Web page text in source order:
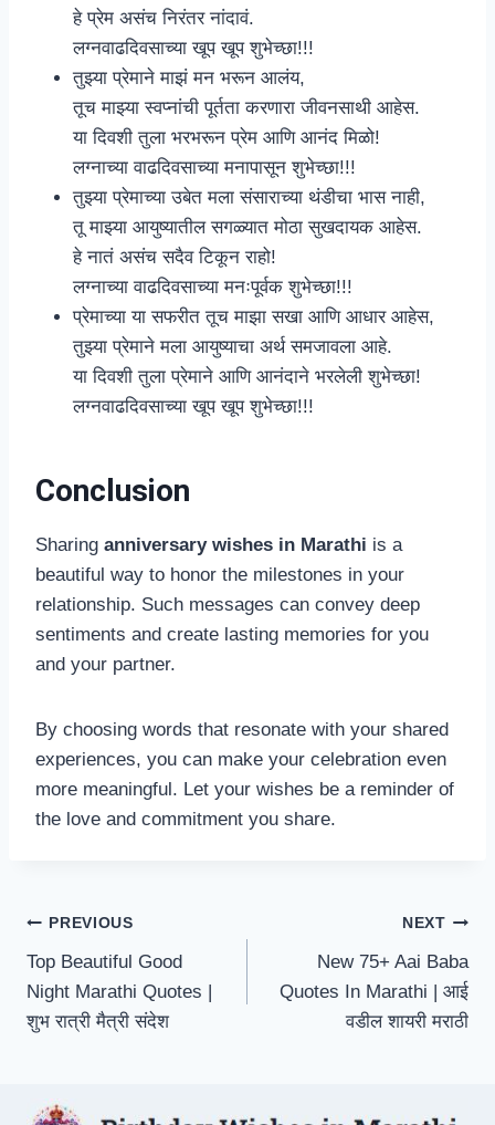
हे प्रेम असंच निरंतर नांदावं.
लग्नवाढदिवसाच्या खूप खूप शुभेच्छा!!!
तुझ्या प्रेमाने माझं मन भरून आलंय,
तूच माझ्या स्वप्नांची पूर्तता करणारा जीवनसाथी आहेस.
या दिवशी तुला भरभरून प्रेम आणि आनंद मिळो!
लग्नाच्या वाढदिवसाच्या मनापासून शुभेच्छा!!!
तुझ्या प्रेमाच्या उबेत मला संसाराच्या थंडीचा भास नाही,
तू माझ्या आयुष्यातील सगळ्यात मोठा सुखदायक आहेस.
हे नातं असंच सदैव टिकून राहो!
लग्नाच्या वाढदिवसाच्या मनःपूर्वक शुभेच्छा!!!
प्रेमाच्या या सफरीत तूच माझा सखा आणि आधार आहेस,
तुझ्या प्रेमाने मला आयुष्याचा अर्थ समजावला आहे.
या दिवशी तुला प्रेमाने आणि आनंदाने भरलेली शुभेच्छा!
लग्नवाढदिवसाच्या खूप खूप शुभेच्छा!!!
Conclusion
Sharing anniversary wishes in Marathi is a
beautiful way to honor the milestones in your
relationship. Such messages can convey deep
sentiments and create lasting memories for you
and your partner.
By choosing words that resonate with your shared
experiences, you can make your celebration even
more meaningful. Let your wishes be a reminder of
the love and commitment you share.
Post
navigation
PREVIOUS
Top Beautiful Good
Night Marathi Quotes |
शुभ रात्री मैत्री संदेश
NEXT
New 75+ Aai Baba
Quotes In Marathi | आई
वडील शायरी मराठी